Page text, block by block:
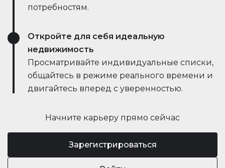
Начните карьеру прямо сейчас
Зарегистрироваться
потребностям.
Откройте для себя идеальную
недвижимость
Просматривайте индивидуальные списки,
общайтесь в режиме реального времени и
двигайтесь вперед с уверенностью.